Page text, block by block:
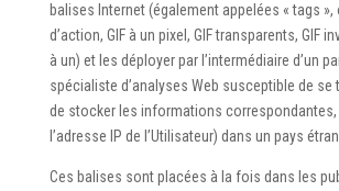
balises Internet (également appelées « tags »,
d’action, GIF à un pixel, GIF transparents, GIF
à un) et les déployer par l’intermédiaire d’un
spécialiste d’analyses Web susceptible de se
de stocker les informations
l’adresse IP de l’Utilisateur) dans un pays
Ces balises sont placées à la fois dans les